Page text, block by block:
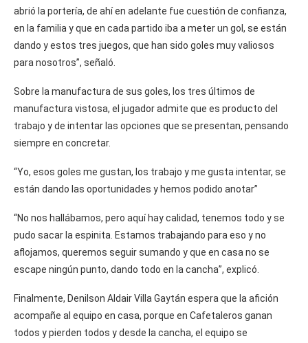
abrió la portería, de ahí en adelante fue cuestión de confianza,
en la familia y que en cada partido iba a meter un gol, se están
dando y estos tres juegos, que han sido goles muy valiosos
para nosotros”, señaló.
Sobre la manufactura de sus goles, los tres últimos de
manufactura vistosa, el jugador admite que es producto del
trabajo y de intentar las opciones que se presentan, pensando
siempre en concretar.
“Yo, esos goles me gustan, los trabajo y me gusta intentar, se
están dando las oportunidades y hemos podido anotar”
“No nos hallábamos, pero aquí hay calidad, tenemos todo y se
pudo sacar la espinita. Estamos trabajando para eso y no
aflojamos, queremos seguir sumando y que en casa no se
escape ningún punto, dando todo en la cancha”, explicó.
Finalmente, Denilson Aldair Villa Gaytán espera que la afición
acompañe al equipo en casa, porque en Cafetaleros ganan
todos y pierden todos y desde la cancha, el equipo se